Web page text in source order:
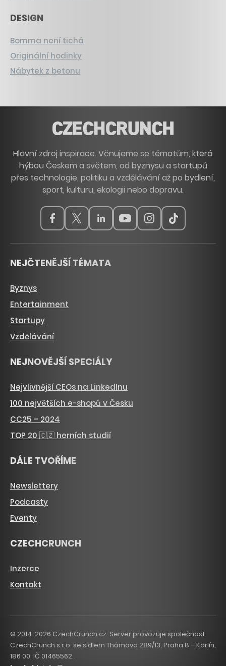
DESIGN
Bomma není tichá
Originální hodinky
Nábytek z betonu
Hlavní zdroj inspirace. Věnujeme se tématům, která
hýbou Českem a světem, od byznysu a startupů
přes technologie, politiku a vzdělávání až po bydlení,
sport, kulturu, ekologii nebo dopravu.
NEJČTENĚJŠÍ TÉMATA
Byznys
Entertainment
Startupy
Vzdělávání
NEJNOVĚJŠÍ SPECIÁLY
Nejvlivnější CEOs na LinkedInu
100 největších e-shopů v Česku
CC25 – 2024
TOP 20 🇨🇿 herních studií
DÁLE TVOŘÍME
Newslettery
Podcasty
Eventy
CZECHCRUNCH
Inzerce
Kontakt
© 2014-2026 CzechCrunch.cz. Server provozuje společnost
CzechCrunch s.r.o. se sídlem Thámova 289/13, Praha 8 – Karlín,
186 00. IČ 01465562.